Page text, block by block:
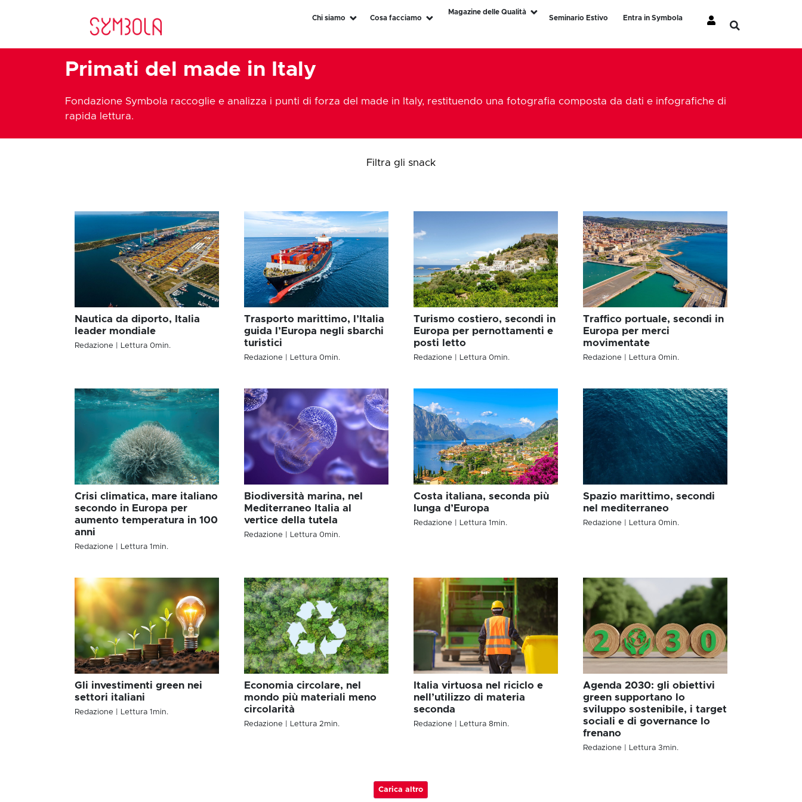
Chi siamo Cosa facciamo
Magazine delle Qualità
Seminario Estivo
Entra in Symbola
Primati del made in Italy
Fondazione Symbola raccoglie e analizza i punti di forza del made in Italy, restituendo una fotografia composta da dati e infografiche di
rapida lettura.
Filtra gli snack
Nautica da diporto, Italia
leader mondiale
Redazione | Lettura0min.
Trasporto marittimo, l’Italia
guida l’Europa negli sbarchi
turistici
Redazione | Lettura0min.
Turismo costiero, secondi in
Europa per pernottamenti e
posti letto
Redazione | Lettura 0min.
Traffico portuale, secondi in
Europa per merci
movimentate
Redazione | Lettura 0min.
Crisi climatica, mare italiano
secondo in Europa per
aumento temperatura in 100
anni
Redazione | Lettura1 min.
Biodiversità marina, nel
Mediterraneo Italia al
vertice della tutela
Redazione | Lettura0min.
Costa italiana, seconda più
lunga d’Europa
Redazione | Lettura 1 min.
Spazio marittimo, secondi
nel mediterraneo
Redazione | Lettura 0min.
Gli investimenti green nei
settori italiani
Redazione | Lettura1 min.
Economia circolare, nel
mondo più materiali meno
circolarità
Redazione | Lettura2min.
Italia virtuosa nel riciclo e
nell’utilizzo di materia
seconda
Redazione | Lettura 8min.
Agenda 2030: gli obiettivi
green supportano lo
sviluppo sostenibile, i target
sociali e di governance lo
frenano
Redazione | Lettura 3min.
Carica altro